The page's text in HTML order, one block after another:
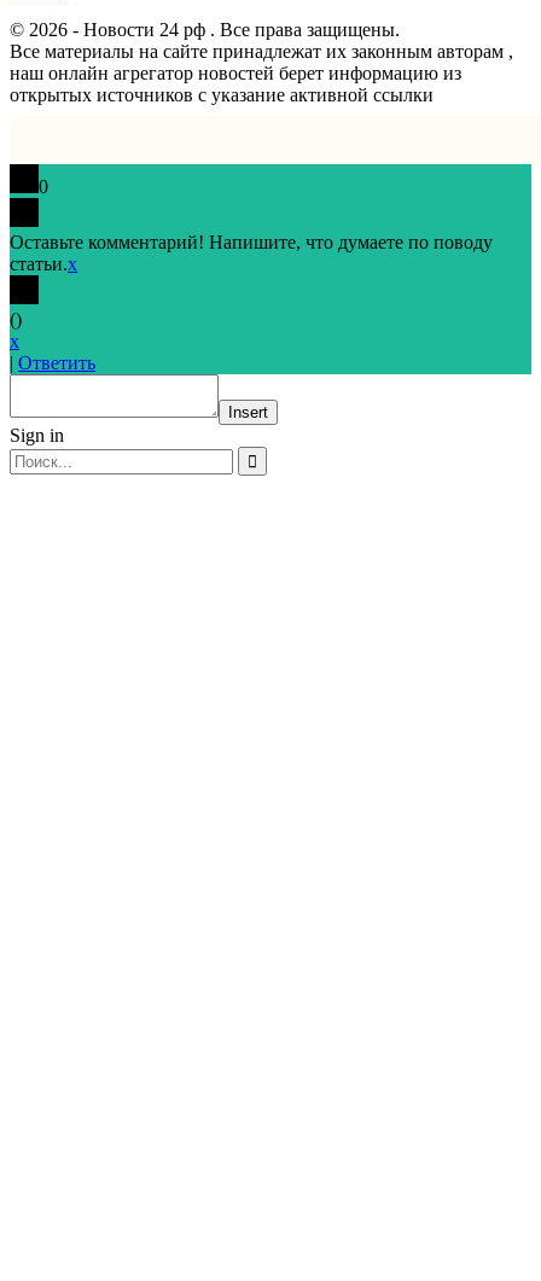
© 2026 - Новости 24 рф . Все права защищены.
Все материалы на сайте принадлежат их законным авторам ,
наш онлайн агрегатор новостей берет информацию из
открытых источников с указание активной ссылки
0
Оставьте комментарий! Напишите, что думаете по поводу
статьи.x
()
x
| Ответить
Insert
Sign in